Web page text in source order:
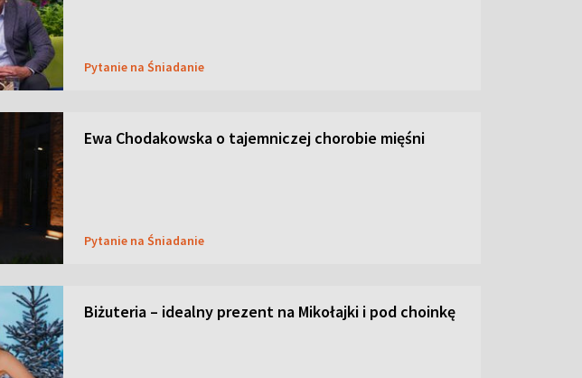
Pytanie na Śniadanie
Ewa Chodakowska o tajemniczej chorobie mięśni
Pytanie na Śniadanie
Biżuteria – idealny prezent na Mikołajki i pod choinkę